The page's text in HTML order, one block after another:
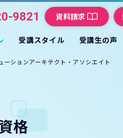
受講スタイル 受講生の声
9821 資料請求
ションアーキテクト・アソシエイト
格